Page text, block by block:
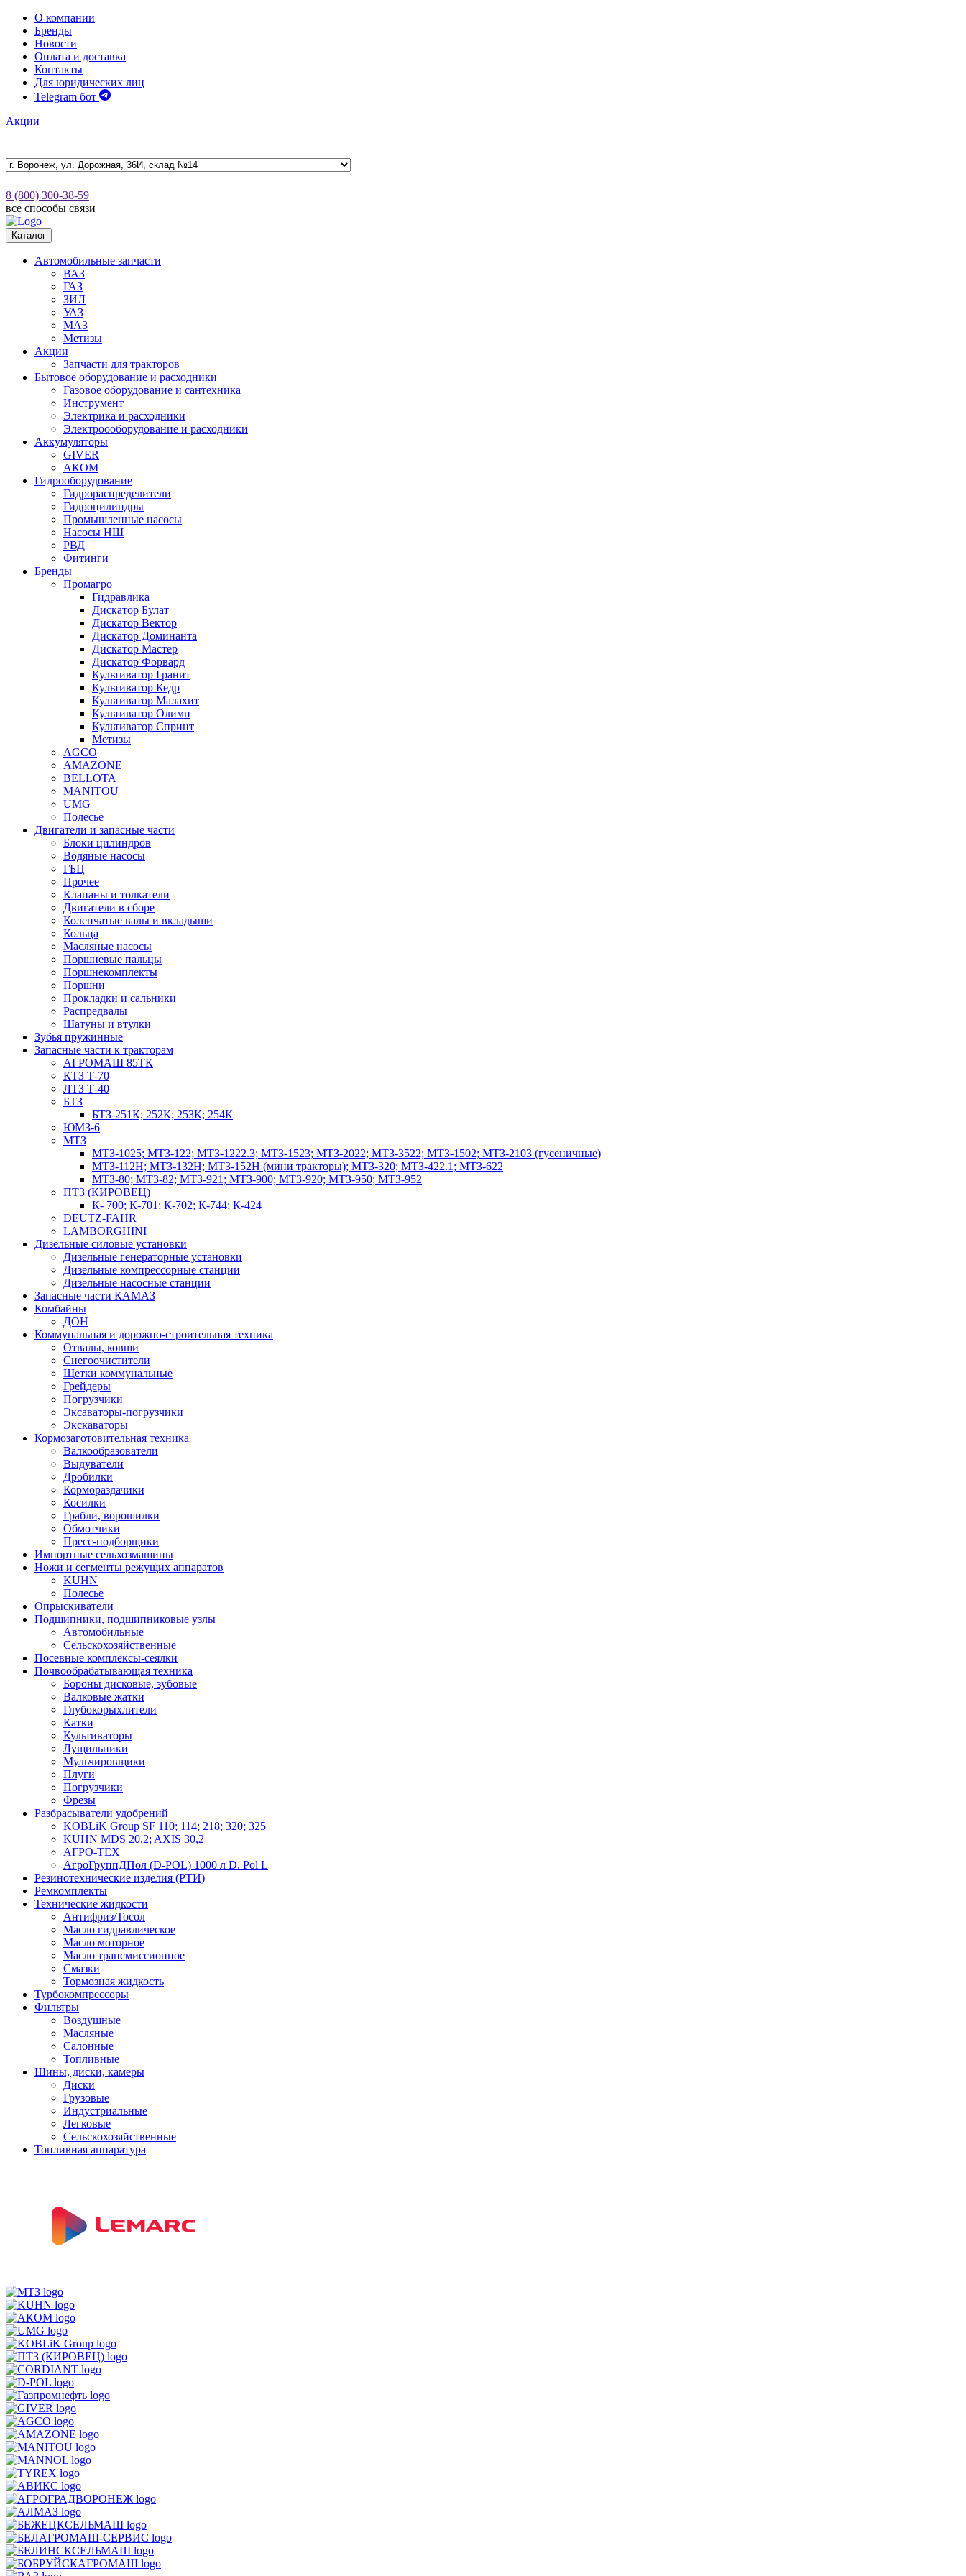
О компании
Бренды
Новости
Оплата и доставка
Контакты
Для юридических лиц
Telegram бот
Акции
8 (800) 300-38-59
все способы связи
Каталог
Автомобильные запчасти
ВАЗ
ГАЗ
ЗИЛ
УАЗ
МАЗ
Метизы
Акции
Запчасти для тракторов
Бытовое оборудование и расходники
Газовое оборудование и сантехника
Инструмент
Электрика и расходники
Электроооборудование и расходники
Аккумуляторы
GIVER
АКОМ
Гидрооборудование
Гидрораспределители
Гидроцилиндры
Промышленные насосы
Насосы НШ
РВД
Фитинги
Бренды
Промагро
Гидравлика
Дискатор Булат
Дискатор Вектор
Дискатор Доминанта
Дискатор Мастер
Дискатор Форвард
Культиватор Гранит
Культиватор Кедр
Культиватор Малахит
Культиватор Олимп
Культиватор Спринт
Метизы
AGCO
AMAZONE
BELLOTA
MANITOU
UMG
Полесье
Двигатели и запасные части
Блоки цилиндров
Водяные насосы
ГБЦ
Прочее
Клапаны и толкатели
Двигатели в сборе
Коленчатые валы и вкладыши
Кольца
Масляные насосы
Поршневые пальцы
Поршнекомплекты
Поршни
Прокладки и сальники
Распредвалы
Шатуны и втулки
Зубья пружинные
Запасные части к тракторам
АГРОМАШ 85ТК
КТЗ Т-70
ЛТЗ Т-40
БТЗ
БТЗ-251К; 252К; 253К; 254К
ЮМЗ-6
МТЗ
МТЗ-1025; МТЗ-122; МТЗ-1222.3; МТЗ-1523; МТЗ-2022; МТЗ-3522; МТЗ-1502; МТЗ-2103 (гусеничные)
МТЗ-112Н; МТЗ-132Н; МТЗ-152Н (мини тракторы); МТЗ-320; МТЗ-422.1; МТЗ-622
МТЗ-80; МТЗ-82; МТЗ-921; МТЗ-900; МТЗ-920; МТЗ-950; МТЗ-952
ПТЗ (КИРОВЕЦ)
К- 700; К-701; К-702; К-744; К-424
DEUTZ-FAHR
LAMBORGHINI
Дизельные силовые установки
Дизельные генераторные установки
Дизельные компрессорные станции
Дизельные насосные станции
Запасные части КАМАЗ
Комбайны
ДОН
Коммунальная и дорожно-строительная техника
Отвалы, ковши
Снегоочистители
Щетки коммунальные
Грейдеры
Погрузчики
Эксаваторы-погрузчики
Экскаваторы
Кормозаготовительная техника
Валкообразователи
Выдуватели
Дробилки
Кормораздачики
Косилки
Грабли, ворошилки
Обмотчики
Пресс-подборщики
Импортные сельхозмашины
Ножи и сегменты режущих аппаратов
KUHN
Полесье
Опрыскиватели
Подшипники, подшипниковые узлы
Автомобильные
Сельскохозяйственные
Посевные комплексы-сеялки
Почвообрабатывающая техника
Бороны дисковые, зубовые
Валковые жатки
Глубокорыхлители
Катки
Культиваторы
Лущильники
Мульчировщики
Плуги
Погрузчики
Фрезы
Разбрасыватели удобрений
KOBLiK Group SF 110; 114; 218; 320; 325
KUHN MDS 20.2; AXIS 30,2
АГРО-ТЕХ
АгроГруппДПол (D-POL) 1000 л D. Pol L
Резинотехнические изделия (РТИ)
Ремкомплекты
Технические жидкости
Антифриз/Тосол
Масло гидравлическое
Масло моторное
Масло трансмиссионное
Смазки
Тормозная жидкость
Турбокомпрессоры
Фильтры
Воздушные
Масляные
Салонные
Топливные
Шины, диски, камеры
Диски
Грузовые
Индустриальные
Легковые
Сельскохозяйственные
Топливная аппаратура